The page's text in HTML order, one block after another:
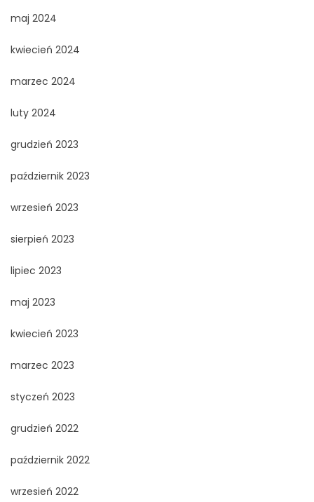
maj 2024
kwiecień 2024
marzec 2024
luty 2024
grudzień 2023
październik 2023
wrzesień 2023
sierpień 2023
lipiec 2023
maj 2023
kwiecień 2023
marzec 2023
styczeń 2023
grudzień 2022
październik 2022
wrzesień 2022